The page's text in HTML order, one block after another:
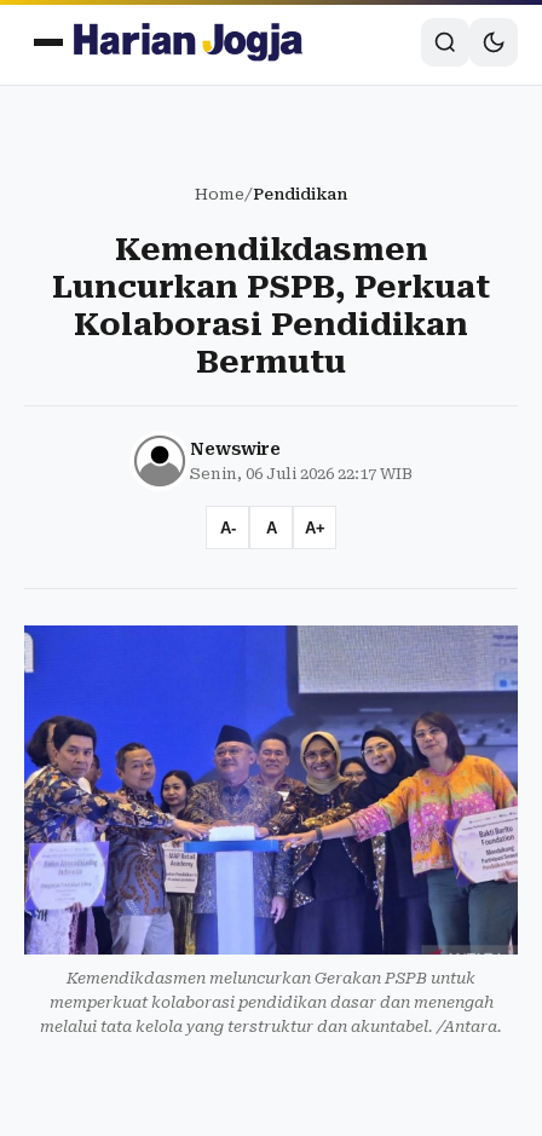
Home/Pendidikan
Kemendikdasmen
Luncurkan PSPB, Perkuat
Kolaborasi Pendidikan
Bermutu
Newswire
Senin, 06 Juli 2026 22:17 WIB
A- A A+
Kemendikdasmen meluncurkan Gerakan PSPB untuk
memperkuat kolaborasi pendidikan dasar dan menengah
melalui tata kelola yang terstruktur dan akuntabel. /Antara.